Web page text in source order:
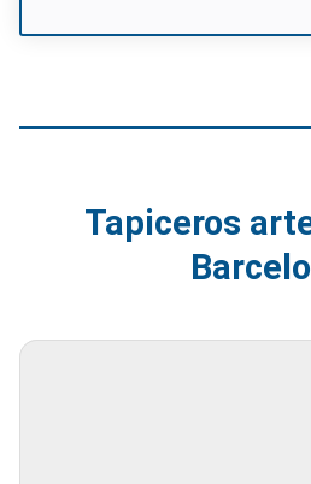
Tapiceros